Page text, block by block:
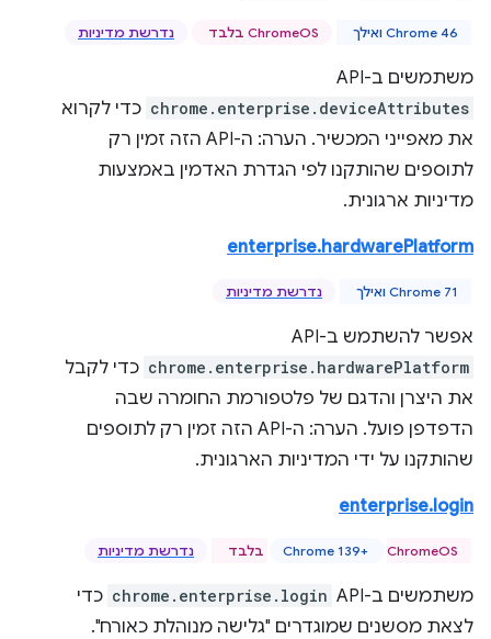
Chrome 46 ואילך ChromeOS בלבד נדרשת מדיניות
משתמשים ב-API‏
chrome.enterprise.deviceAttributes כדי לקרוא
את מאפייני המכשיר. הערה: ה-API הזה זמין רק
לתוספים שהותקנו לפי הגדרת האדמין באמצעות
מדיניות ארגונית.
enterprise.hardwarePlatform
Chrome 71 ואילך נדרשת מדיניות
אפשר להשתמש ב-API‏
chrome.enterprise.hardwarePlatform כדי לקבל
את היצרן והדגם של פלטפורמת החומרה שבה
הדפדפן פועל. הערה: ה-API הזה זמין רק לתוספים
שהותקנו על ידי המדיניות הארגונית.
enterprise.login
Chrome 139+‎ ChromeOS בלבד נדרשת מדיניות
משתמשים ב-API‏ chrome.enterprise.login כדי
לצאת מסשנים שמוגדרים "גלישה מנוהלת כאורח".